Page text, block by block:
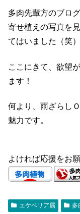
多肉先輩方のブロ
寄せ植えの写真を
てはいました（笑）
ここにきて、欲望
ます！
何より、雨ざらし
魅力です。
よければ応援をお
エケベリア属 多